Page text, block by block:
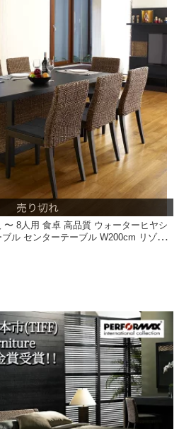
〜 8人用 食卓 高品質 ウォーターヒヤシ
ル センターテーブル W200cm リゾー
ナチュラル モダン 木製 PERFORMAX